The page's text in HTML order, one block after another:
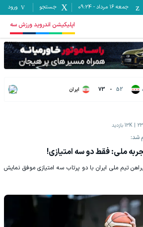
جمعه ۱۶ مرداد -
09:24 جستجو ورود
اپلیکیشن اندروید ورزش سه
52
-
73 ایران
13K بازدید
شد:
ملی: فقط دو سه امتیازی!
تیم ملی ایران با دو پرتاب سه امتیازی موفق نمایش